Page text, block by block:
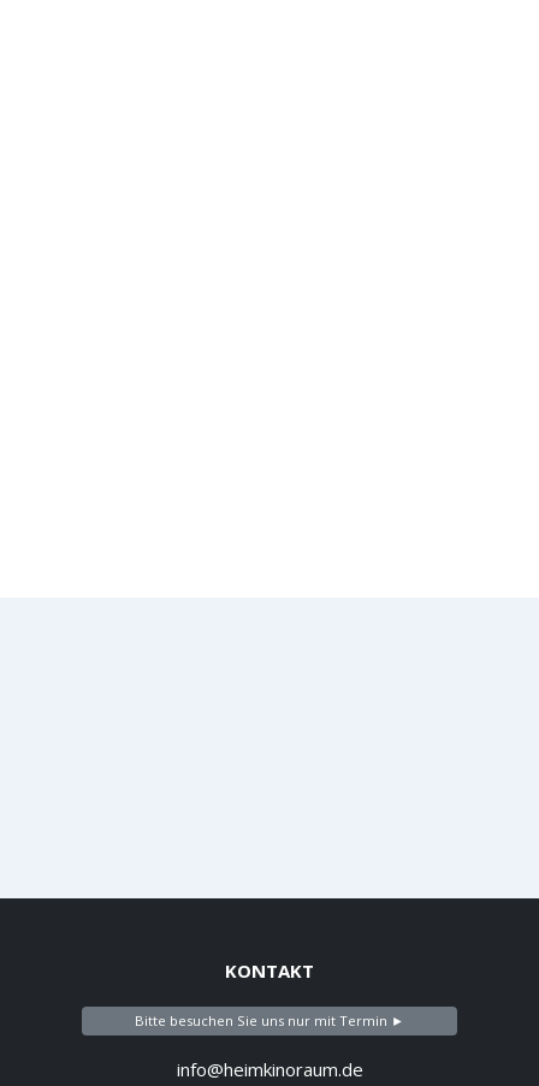
KONTAKT
Bitte besuchen Sie uns nur mit Termin ►
info@heimkinoraum.de